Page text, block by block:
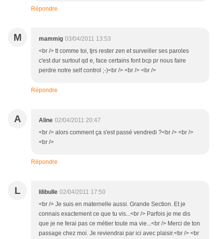
Répondre
M mammig 03/04/2011 13:53
<br /> tt comme toi, tjrs rester zen et surveiller ses paroles
c'est dur surtout qd e, face certains font bcp pr nous faire
perdre notre self control ;-)<br /> <br /> <br />
Répondre
A Aline 02/04/2011 20:47
<br /> alors comment ça s'est passé vendredi ?<br /> <br />
<br />
Répondre
L lilibulle 02/04/2011 17:50
<br /> Je suis en maternelle aussi. Grande Section. Et je
connais exactement ce que tu vis...<br /> Parfois je me dis
que je ne ferai pas ce métier toute ma vie...<br /> Merci de ton
passage chez moi. Je reviendrai par ici avec plaisir.<br /> <br